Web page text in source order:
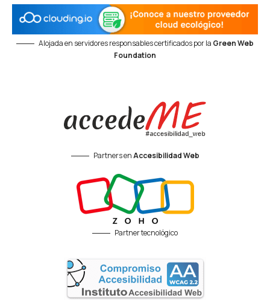
Alojada en servidores responsables certificados por la Green Web
Foundation
Partners enAccesibilidad Web
Partner tecnológico